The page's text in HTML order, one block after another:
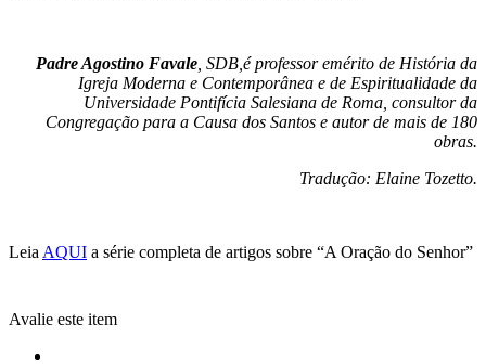
Padre Agostino Favale , SDB,é professor emérito de História da
Igreja Moderna e Contemporânea e de Espiritualidade da
Universidade Pontifícia Salesiana de Roma, consultor da
Congregação para a Causa dos Santos e autor de mais de 180
obras.
Tradução: Elaine Tozetto.
Leia AQUI a série completa de artigos sobre “A Oração do Senhor”
Avalie este item